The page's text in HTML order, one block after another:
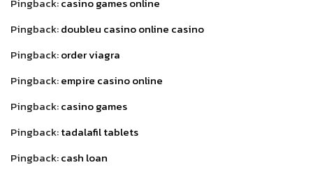
Pingback:doubleu casino online casino
Pingback:order viagra
Pingback:empire casino online
Pingback:casino games
Pingback:tadalafil tablets
Pingback:cash loan